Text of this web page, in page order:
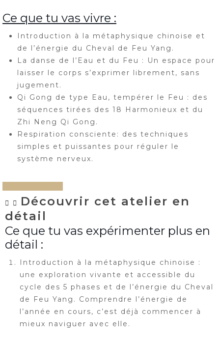
Ce que tu vas vivre :
Introduction à la métaphysique chinoise et
de l’énergie du Cheval de Feu Yang.
La danse de l’Eau et du Feu : Un espace pour
laisser le corps s’exprimer librement, sans
jugement.
Qi Gong de type Eau, tempérer le Feu : des
séquences tirées des 18 Harmonieux et du
Zhi Neng Qi Gong.
Respiration consciente: des techniques
simples et puissantes pour réguler le
système nerveux.
Découvrir cet atelier en
détail
Ce que tu vas expérimenter plus en
détail :
Introduction à la métaphysique chinoise :
une exploration vivante et accessible du
cycle des 5 phases et de l’énergie du Cheval
de Feu Yang. Comprendre l’énergie de
l’année en cours, c’est déjà commencer à
mieux naviguer avec elle.